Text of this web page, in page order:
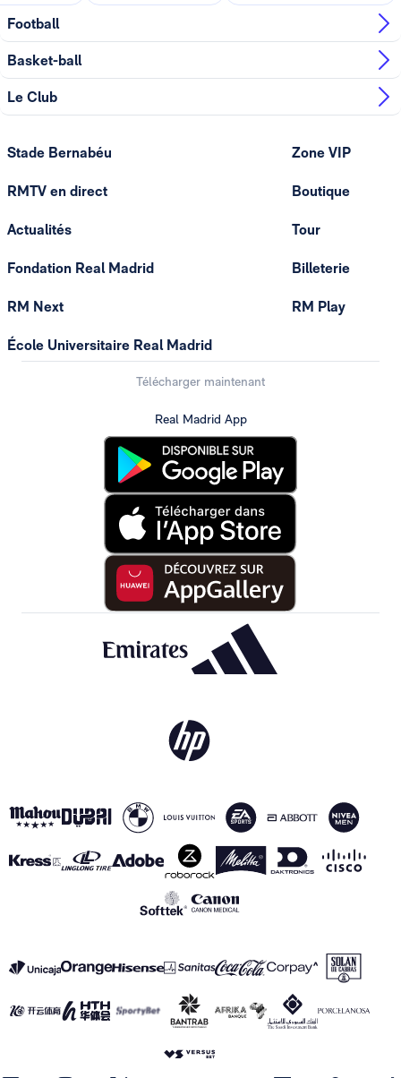
Football
Basket-ball
Le Club
Stade Bernabéu
RMTV en direct
Actualités
Fondation Real Madrid
RM Next
École Universitaire Real Madrid
Zone VIP
Boutique
Tour
Billeterie
RM Play
Télécharger maintenant
Real Madrid App